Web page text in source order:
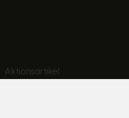
Aktionsartikel